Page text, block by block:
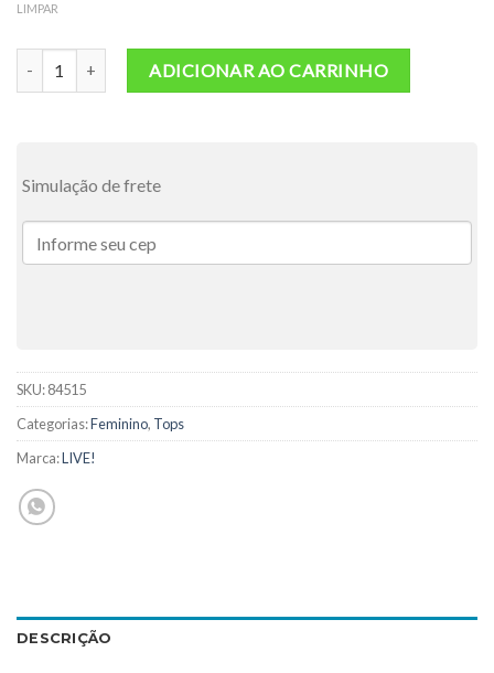
LIMPAR
Top Live Allure quantidadeADICIONAR AO CARRINHO
Simulação de frete
SKU:84515
Categorias:Feminino, Tops
Marca:LIVE!
DESCRIÇÃO